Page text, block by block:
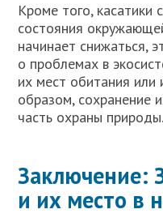
Кроме того, касатики
состояния
начинает снижаться,
о проблемах в
их мест обитания или
образом, сохранение
часть охраны природы.
Заключение:
и их место в